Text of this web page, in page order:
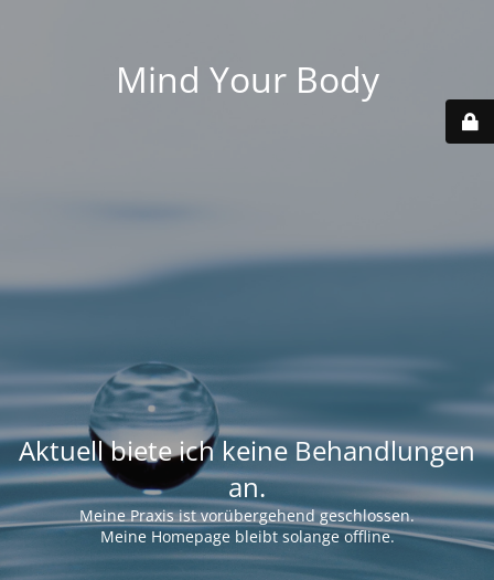
Mind Your Body
Aktuell biete ich keine Behandlungen
an.
Meine Praxis ist vorübergehend geschlossen.
Meine Homepage bleibt solange offline.